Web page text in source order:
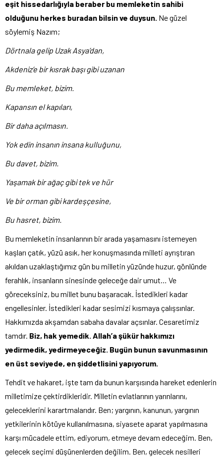
eşit hissedarlığıyla beraber bu memleketin sahibi
olduğunu herkes buradan bilsin ve duysun. Ne güzel
söylemiş Nazım;
Dörtnala gelip Uzak Asya’dan,
Akdeniz’e bir kısrak başı gibi uzanan
Bu memleket, bizim.
Kapansın el kapıları,
Bir daha açılmasın.
Yok edin insanın insana kulluğunu,
Bu davet, bizim.
Yaşamak bir ağaç gibi tek ve hür
Ve bir orman gibi kardeşçesine,
Bu hasret, bizim.
Bu memleketin insanlarının bir arada yaşamasını istemeyen
kaşları çatık, yüzü asık, her konuşmasında milleti ayrıştıran
akıldan uzaklaştığımız gün bu milletin yüzünde huzur, gönlünde
ferahlık, insanların sinesinde geleceğe dair umut… Ve
göreceksiniz, bu millet bunu başaracak. İstedikleri kadar
engellesinler. İstedikleri kadar sesimizi kısmaya çalışsınlar.
Hakkımızda akşamdan sabaha davalar açsınlar. Cesaretimiz
tamdır. Biz, hak yemedik. Allah’a şükür hakkımızı
yedirmedik, yedirmeyeceğiz. Bugün bunun savunmasının
en üst seviyede, en şiddetlisini yapıyorum.
Tehdit ve hakaret, işte tam da bunun karşısında hareket edenlerin
milletimize çektirdikleridir. Milletin evlatlarının yarınlarını,
geleceklerini karartmalarıdır. Ben; yargının, kanunun, yargının
yetkilerinin kötüye kullanılmasına, siyasete aparat yapılmasına
karşı mücadele ettim, ediyorum, etmeye devam edeceğim. Ben,
gelecek seçimi düşünenlerden değilim. Ben, gelecek nesilleri